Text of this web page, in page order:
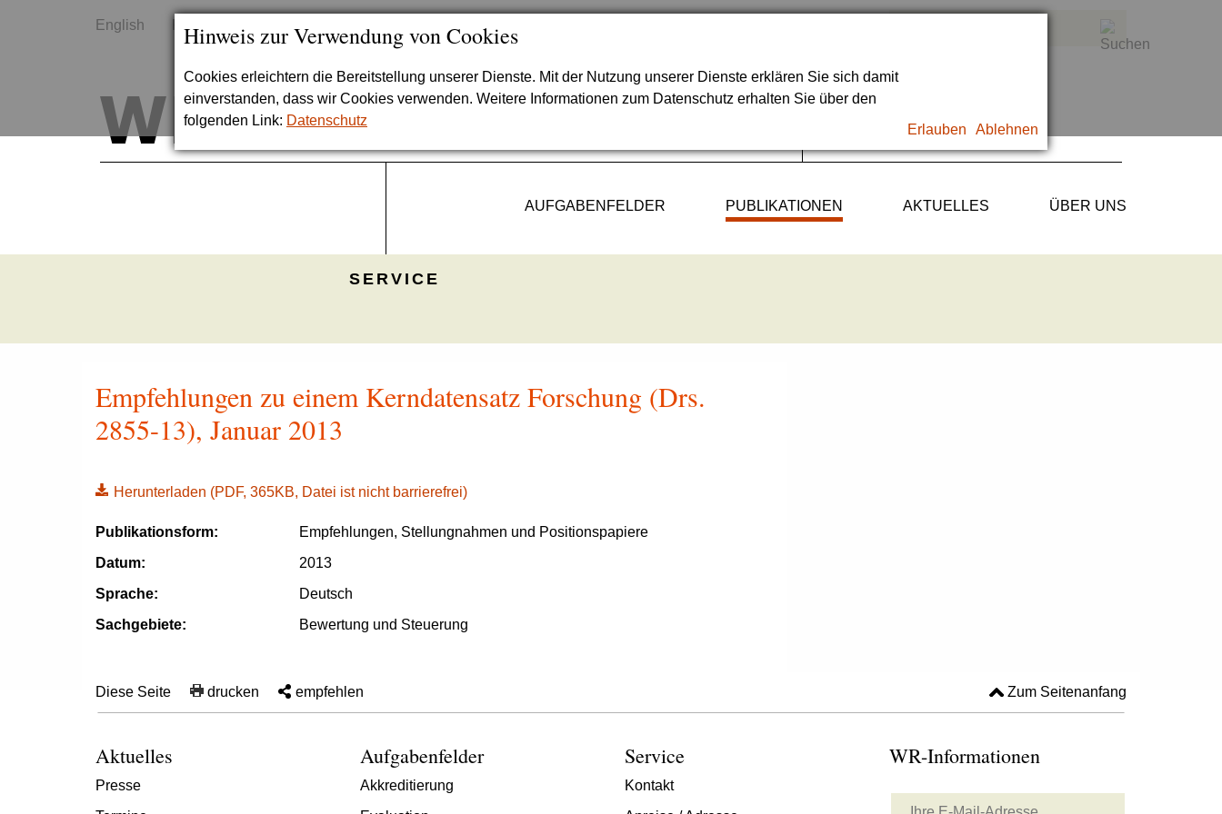
Hinweis zur Verwendung von Cookies
Cookies erleichtern die Bereitstellung unserer Dienste. Mit der Nutzung unserer Dienste erklären Sie sich damit
einverstanden, dass wir Cookies verwenden. Weitere Informationen zum Datenschutz erhalten Sie über den
folgenden Link: Datenschutz
Erlauben Ablehnen
English
AUFGABENFELDER PUBLIKATIONEN AKTUELLES ÜBER UNS
SERVICE
Empfehlungen zu einem Kerndatensatz Forschung (Drs.
2855-13), Januar 2013
Herunterladen (PDF, 365KB, Datei ist nicht barrierefrei)
Publikationsform:
Empfehlungen, Stellungnahmen und Positionspapiere
Datum:
2013
Sprache:
Deutsch
Sachgebiete:
Bewertung und Steuerung
Diese Seite drucken empfehlen Zum Seitenanfang
Aktuelles
Presse
Aufgabenfelder
Akkreditierung
Service
Kontakt
WR-Informationen